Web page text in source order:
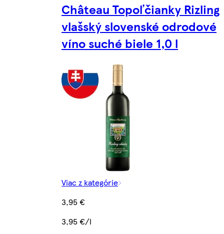
Château Topoľčianky Rizling
vlašský slovenské odrodové
víno suché biele 1,0 l
Viac z kategórie
3,95 €
3,95 €/l